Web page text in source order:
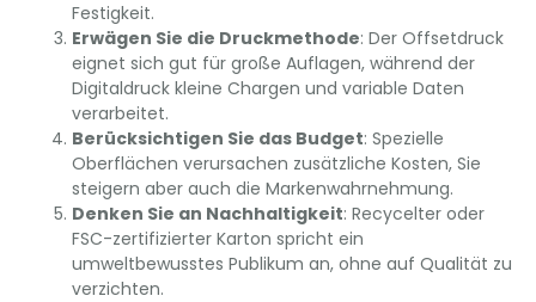
Festigkeit.
Erwägen Sie die Druckmethode: Der Offsetdruck
eignet sich gut für große Auflagen, während der
Digitaldruck kleine Chargen und variable Daten
verarbeitet.
Berücksichtigen Sie das Budget: Spezielle
Oberflächen verursachen zusätzliche Kosten, Sie
steigern aber auch die Markenwahrnehmung.
Denken Sie an Nachhaltigkeit: Recycelter oder
FSC-zertifizierter Karton spricht ein
umweltbewusstes Publikum an, ohne auf Qualität zu
verzichten.